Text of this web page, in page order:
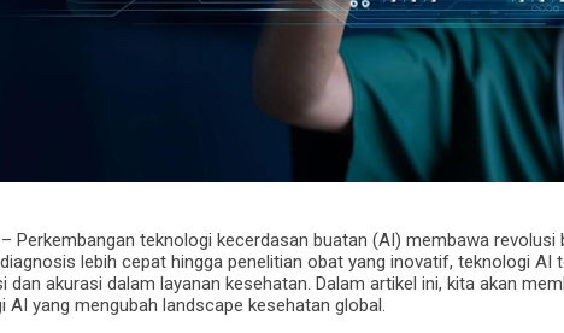
– Perkembangan teknologi kecerdasan buatan (AI) membawa revolusi
lebih cepat hingga penelitian obat yang inovatif, teknologi AI
dan akurasi dalam layanan kesehatan. Dalam artikel ini, kita akan
yang mengubah landscape kesehatan global.